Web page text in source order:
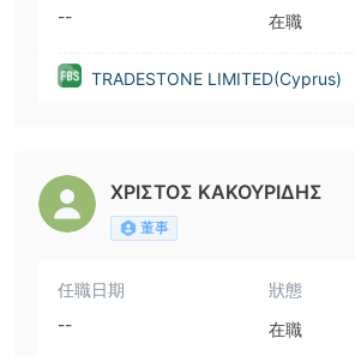
--
在職
TRADESTONE LIMITED(Cyprus)
ΧΡΙΣΤΟΣ ΚΑΚΟΥΡΙΔΗΣ
董事
任職日期
--
狀態
在職